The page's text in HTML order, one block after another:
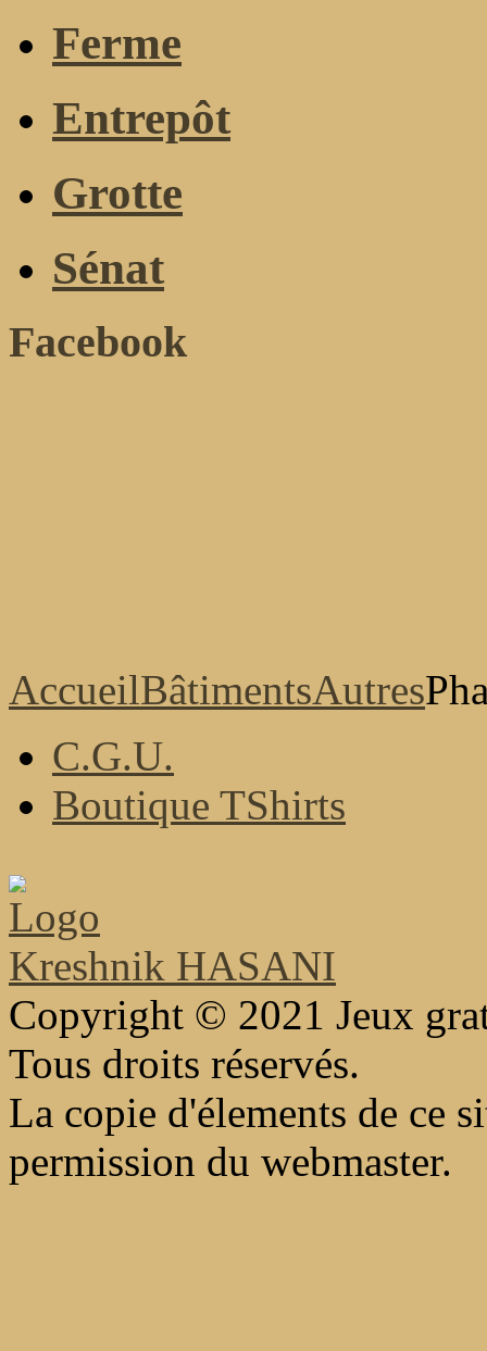
Ferme
Entrepôt
Grotte
Sénat
Facebook
AccueilBâtimentsAutres
C.G.U.
Boutique TShirts
Kreshnik HASANI
Copyright © 2021 Jeux
Tous droits réservés.
La copie d'élements de ce
permission du webmaster.